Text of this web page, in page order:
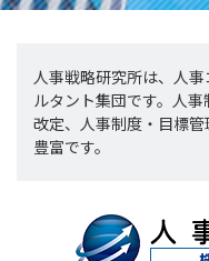
人事戦略研究所は、人
ルタント集団です。人
改定、人事制度・目標
豊富です。